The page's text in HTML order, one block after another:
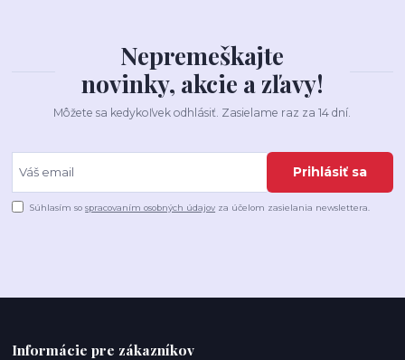
Nepremeškajte
novinky, akcie a zľavy!
Môžete sa kedykoľvek odhlásiť. Zasielame raz za 14 dní.
Prihlásiť sa
Súhlasím sospracovaním osobných údajov za účelom zasielania newslettera.
Informácie pre zákazníkov